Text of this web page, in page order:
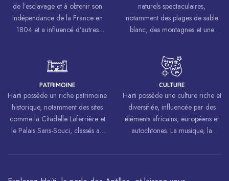
de l’esclavage et à obtenir son
indépendance de la France en
1804 et a influencé d’autres
luttes pour la liberté et l’égalité.
naturels spectaculaires,
notamment des plages de sable
blanc, des montagnes et une
PATRIMOINE
Haïti possède un riche patrimoine
historique, notamment des sites
comme la Citadelle Laferrière et
le Palais Sans-Souci, classés au
l’UNESCO.
CULTURE
Haïti possède une culture riche et
diversifiée, influencée par des
éléments africains, européens et
autochtones. La musique, la
sont célébrés à travers le monde.